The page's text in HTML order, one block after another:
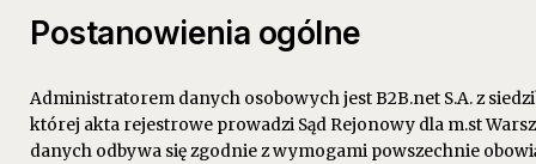
Postanowienia ogólne
Administratorem danych osobowych jest B2B.net S.A. z
której akta rejestrowe prowadzi Sąd Rejonowy dla m.st
danych odbywa się zgodnie z wymogami powszechnie